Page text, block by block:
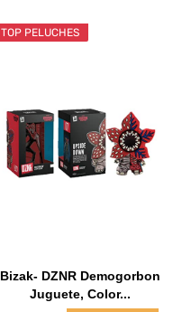
TOP PELUCHES
Bizak- DZNR Demogorbon
Juguete, Color...